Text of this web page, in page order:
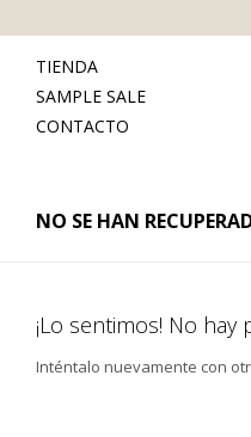
TIENDA
SAMPLE SALE
CONTACTO
NO SE HAN
¡Lo sentimos! No
Inténtalo nuevamente con